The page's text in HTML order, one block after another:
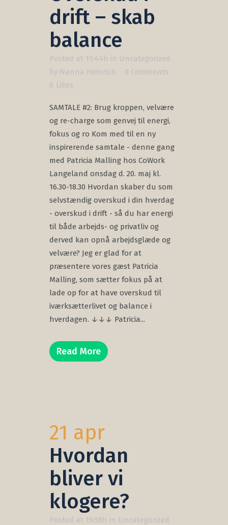
drift – skab
balance
Posted at 11:44h in Uncategorized
by Nanna Heinrich
0 Comments
0 Likes
SAMTALE #2: Brug kroppen, velvære
og re-charge som genvej til energi,
fokus og ro Kom med til en ny
inspirerende samtale - denne gang
med Patricia Malling hos CoWork
Langeland onsdag d. 20. maj kl.
16.30-18.30 Hvordan skaber du som
selvstændig overskud i din hverdag
- overskud i drift - så du har energi
til både arbejds- og privatliv og
derved kan opnå arbejdsglæde og
velvære? Jeg er glad for at
præsentere vores gæst Patricia
Malling, som sætter fokus på at
lade op for at have overskud til
iværksætterlivet og balance i
hverdagen. ↓↓↓ Patricia...
Read More
21 apr
Hvordan
bliver vi
klogere?
Posted at 19:58h in Uncategorized